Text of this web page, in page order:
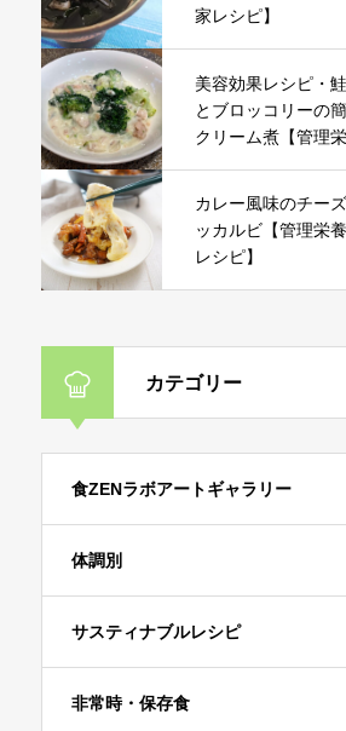
家レシピ】
美容効果レシピ・
とブロッコリーの
クリーム煮【管理栄
カレー風味のチー
ッカルビ【管理栄
レシピ】
カテゴリー
食ZENラボアートギャラリー
体調別
サスティナブルレシピ
非常時・保存食